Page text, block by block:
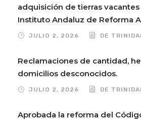
adquisición de tierras
Instituto Andaluz de Reforma
JULIO 2, 2026 DE
Reclamaciones de cantidad,
domicilios desconocidos.
JULIO 2, 2026 DE
Aprobada la reforma del